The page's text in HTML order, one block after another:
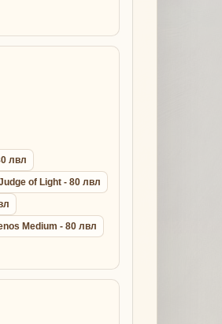
лвл
of Light - 80 лвл
Medium - 80 лвл